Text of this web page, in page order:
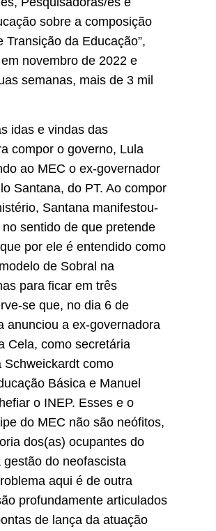
sobre a composição
Transição da Educação”,
novembro de 2022 e
semanas, mais de 3 mil
idas e vindas das
compor o governo, Lula
ao MEC o ex-governador
Santana, do PT. Ao compor
Santana manifestou-
sentido de que pretende
por ele é entendido como
de Sobral na
para ficar em três
se que, no dia 6 de
anunciou a ex-governadora
Cela, como secretária
Schweickardt como
Básica e Manuel
o INEP. Esses e o
do MEC não são neófitos,
dos(as) ocupantes do
gestão do neofascista
aqui é de outra
profundamente articulados
de lança da atuação